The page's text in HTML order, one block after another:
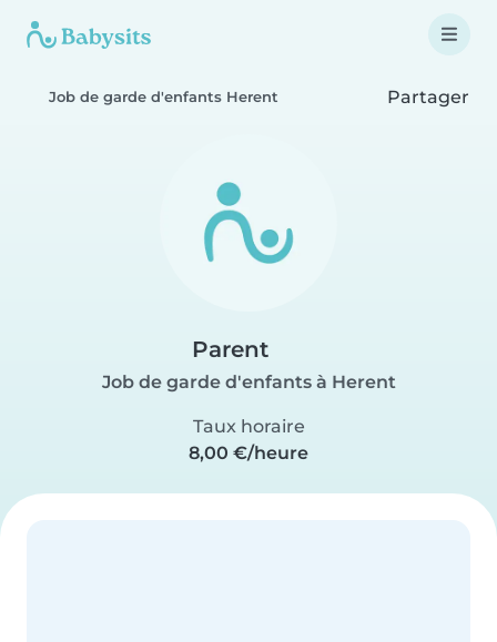
Job de garde d'enfants Herent Partager
Parent
Job de garde d'enfants à Herent
Taux horaire
8,00 €/heure